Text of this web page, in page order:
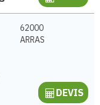
62000
ARRAS
DEVIS